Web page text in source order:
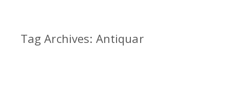
Tag Archives: Antiquar